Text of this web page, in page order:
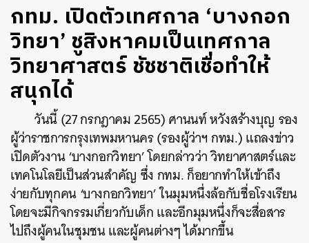
กทม. เปิดตัวเทศกาล ‘บางกอก
วิทยา’ ชูสิงหาคมเป็นเทศกาล
วิทยาศาสตร์ ชัชชาติเชื่อทำให้
สนุกได้
วันนี้ (27 กรกฎาคม 2565) ศานนท์ หวังสร้างบุญ รอง
ผู้ว่าราชการกรุงเทพมหานคร (รองผู้ว่าฯ กทม.) แถลงข่าว
เปิดตัวงาน ‘บางกอกวิทยา’ โดยกล่าวว่า วิทยาศาสตร์และ
เทคโนโลยีเป็นส่วนสำคัญ ซึ่ง กทม.​ ก็อยากทำให้เข้าถึง
ง่ายกับทุกคน ‘บางกอกวิทยา’ ในมุมหนึ่งล้อกับชื่อโรงเรียน
โดยจะมีกิจกรรมเกี่ยวกับเด็ก และอีกมุมหนึ่งก็จะสื่อสาร
ไปถึงผู้คนในชุมชน และผู้คนต่างๆ ได้มากขึ้น